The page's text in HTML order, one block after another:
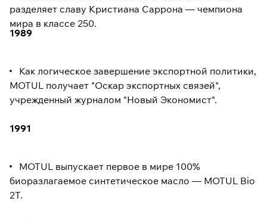
разделяет славу Кристиана Саррона — чемпиона
мира в классе 250.
1989
Как логическое завершение экспортной политики,
MOTUL получает "Оскар экспортных связей",
учрежденный журналом "Новый Экономист".
1991
MOTUL выпускает первое в мире 100%
биоразлагаемое синтетическое масло — MOTUL Bio
2T.